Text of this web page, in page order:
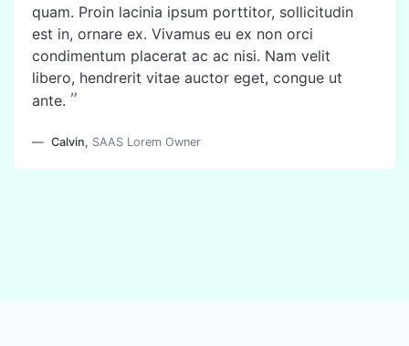
quam. Proin lacinia ipsum porttitor, sollicitudin
est in, ornare ex. Vivamus eu ex non orci
condimentum placerat ac ac nisi. Nam velit
libero, hendrerit vitae auctor eget, congue ut
ante. ”
Calvin, SAAS Lorem Owner